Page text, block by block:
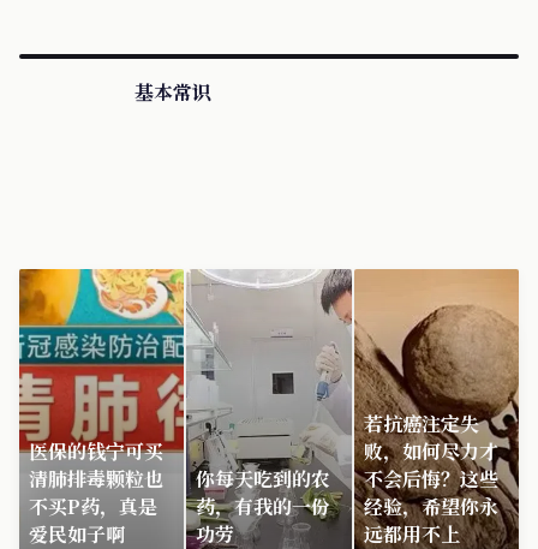
基本常识
医保的钱宁可买
清肺排毒颗粒也
不买P药，真是
爱民如子啊
你每天吃到的农
药，有我的一份
功劳
若抗癌注定失
败，如何尽力才
不会后悔？这些
经验，希望你永
远都用不上